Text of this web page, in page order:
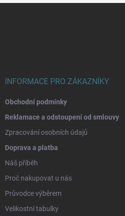
INFORMACE PRO ZÁKAZNÍKY
Obchodní podmínky
Reklamace a odstoupení od smlouvy
Zpracování osobních údajů
Doprava a platba
Náš příběh
Proč nakupovat u nás
Průvodce výběrem
Velikostní tabulky